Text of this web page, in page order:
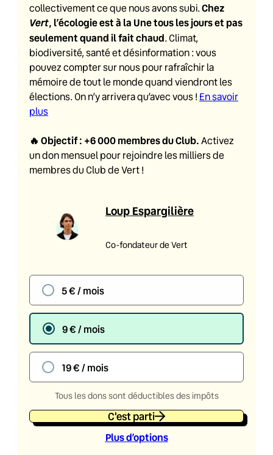
collectivement ce que nous avons subi.Chez
Vert, l’écologie est à la Une tous les jours et pas
seulement quand il fait chaud. Climat,
biodiversité, santé et désinformation : vous
pouvez compter sur nous pour rafraîchir la
mémoire de tout le monde quand viendront les
élections. On n’y arrivera qu’avec vous ! En savoir
plus
🔥 Objectif : +6 000 membres du Club. Activez
un don mensuel pour rejoindre les milliers de
membres du Club de Vert !
Loup Espargilière
Co-fondateur de Vert
5 € / mois
9 € / mois
19 € / mois
Tous les dons sont déductibles des impôts
C'est parti
Plus d’options